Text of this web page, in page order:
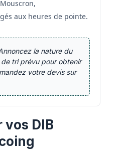
aux heures de pointe.
la nature du
tri prévu pour obtenir
votre devis sur
DIB